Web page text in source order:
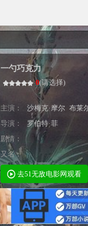
一勺巧克力
0(请选择)
主演： 沙梅克·摩尔 布莱
导演：
罗伯特·菲
剧情：
又名：
去51无敌电影网观看